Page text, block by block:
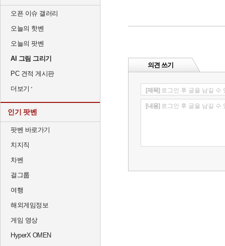
오픈 이슈 갤러리
오늘의 핫벤
오늘의 팟벤
AI 그림 그리기
PC 견적 게시판
더보기
인기 팟벤
팟벤 바로가기
치지직
차벤
걸그룹
여행
해외게임정보
게임 영상
HyperX OMEN
의견 쓰기
[제목] 로그인 후 글을 남길 수
[내용] 로그인 후 글을 남길 수